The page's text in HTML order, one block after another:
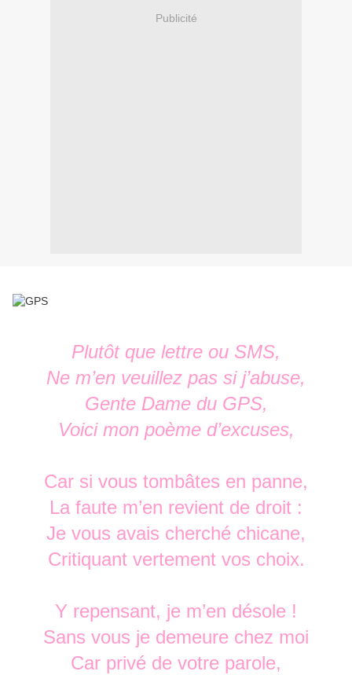
Publicité
Plutôt que lettre ou SMS,
Ne m’en veuillez pas si j’abuse,
Gente Dame du GPS,
Voici mon poème d’excuses,
Car si vous tombâtes en panne,
La faute m’en revient de droit :
Je vous avais cherché chicane,
Critiquant vertement vos choix.
Y repensant, je m’en désole !
Sans vous je demeure chez moi
Car privé de votre parole,